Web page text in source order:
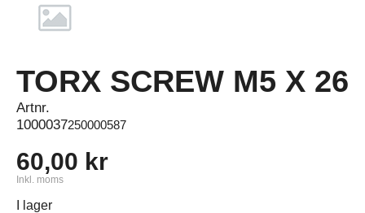
TORX SCREW M5 X 26
Artnr.
1000037250000587
60,00 kr
Inkl. moms
I lager